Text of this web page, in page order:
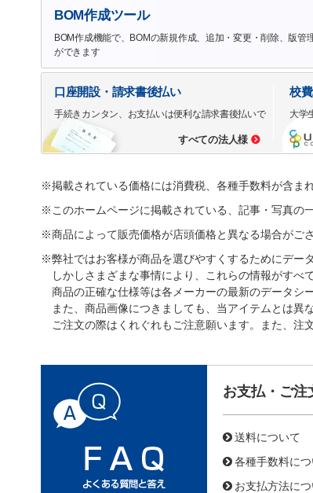
BOM作成ツール
BOM作成機能で、BOMの新規作成、追加・変更・削除、版管
ができます
口座開設・請求書後払い
手続きカンタン、お支払いは便利な請求書後払いで
すべての法人様
校
大学
※掲載されている価格には消費税、各種手数料が含ま
※このホームページに掲載されている、記事・写真の
※商品によって販売価格が店頭価格と異なる場合がござ
※弊社ではお客様が商品を選びやすくするためにデー
しかしさまざまな事情により、これらの情報がすべ
商品の正確な仕様等は各メーカーの最新のデータシ
また、商品画像につきましても、当アイテムとは異
ご注文の際はくれぐれもご注意願います。また、注
お支払・ご注
送料について
各種手数料に
お支払方法に